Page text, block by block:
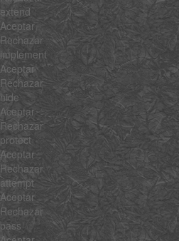
extend
Aceptar
Rechazar
implement
Aceptar
Rechazar
hide
Aceptar
Rechazar
protect
Aceptar
Rechazar
attempt
Aceptar
Rechazar
pass